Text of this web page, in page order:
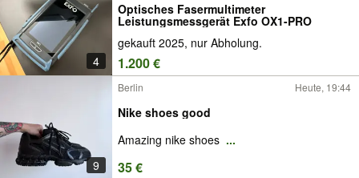
4
Optisches Fasermultimeter
Leistungsmessgerät Exfo OX1-PRO
gekauft 2025, nur Abholung.
1.200 €
9
Berlin Heute, 19:44
Nike shoes good
Amazing nike shoes ...
35 €